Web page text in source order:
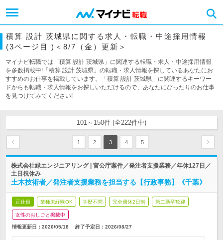
積算 設計 茨城県に関する求人・転職・中途採用情報
(3ページ目 )＜8/7（金）更新＞
マイナビ転職では「積算 設計 茨城県」に関連する転職・求人・中途採用情報
を多数掲載中!「積算 設計 茨城県」の転職・求人情報を探しているあなたにお
すすめのお仕事を掲載しています。「積算 設計 茨城県」に関連するキーワー
ドからも転職・求人情報をお探しいただけるので、あなたにぴったりのお仕事
を見つけてみてください!
101～150件 (全222件中)
1 2 3 4 5
株式会社緑エンジニアリング | 官公庁案件／発注者支援業務／年休127日／
土日祝休み
土木技術者／発注者支援業務を担当する【行政事務】《千葉》
正社員 業種未経験OK 学歴不問 完全週休2日制 第二新卒歓迎
女性のおしごと掲載中
情報更新日：2026/05/18 終了予定日： 2026/08/27